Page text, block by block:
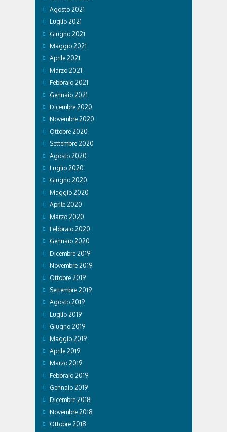
Agosto 2021
Luglio 2021
Giugno 2021
Maggio 2021
Aprile 2021
Marzo 2021
Febbraio 2021
Gennaio 2021
Dicembre 2020
Novembre 2020
Ottobre 2020
Settembre 2020
Agosto 2020
Luglio 2020
Giugno 2020
Maggio 2020
Aprile 2020
Marzo 2020
Febbraio 2020
Gennaio 2020
Dicembre 2019
Novembre 2019
Ottobre 2019
Settembre 2019
Agosto 2019
Luglio 2019
Giugno 2019
Maggio 2019
Aprile 2019
Marzo 2019
Febbraio 2019
Gennaio 2019
Dicembre 2018
Novembre 2018
Ottobre 2018